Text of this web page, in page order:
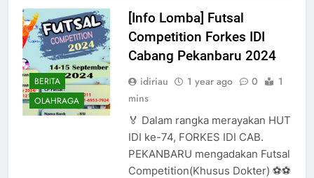
BERITA
OLAHRAGA
[Info Lomba] Futsal
Competition Forkes IDI
Cabang Pekanbaru 2024
idiriau 1 year ago 0
1
mins
🏅 Dalam rangka merayakan HUT
IDI ke-74, FORKES IDI CAB.
PEKANBARU mengadakan Futsal
Competition(Khusus Dokter) ⚽⚽